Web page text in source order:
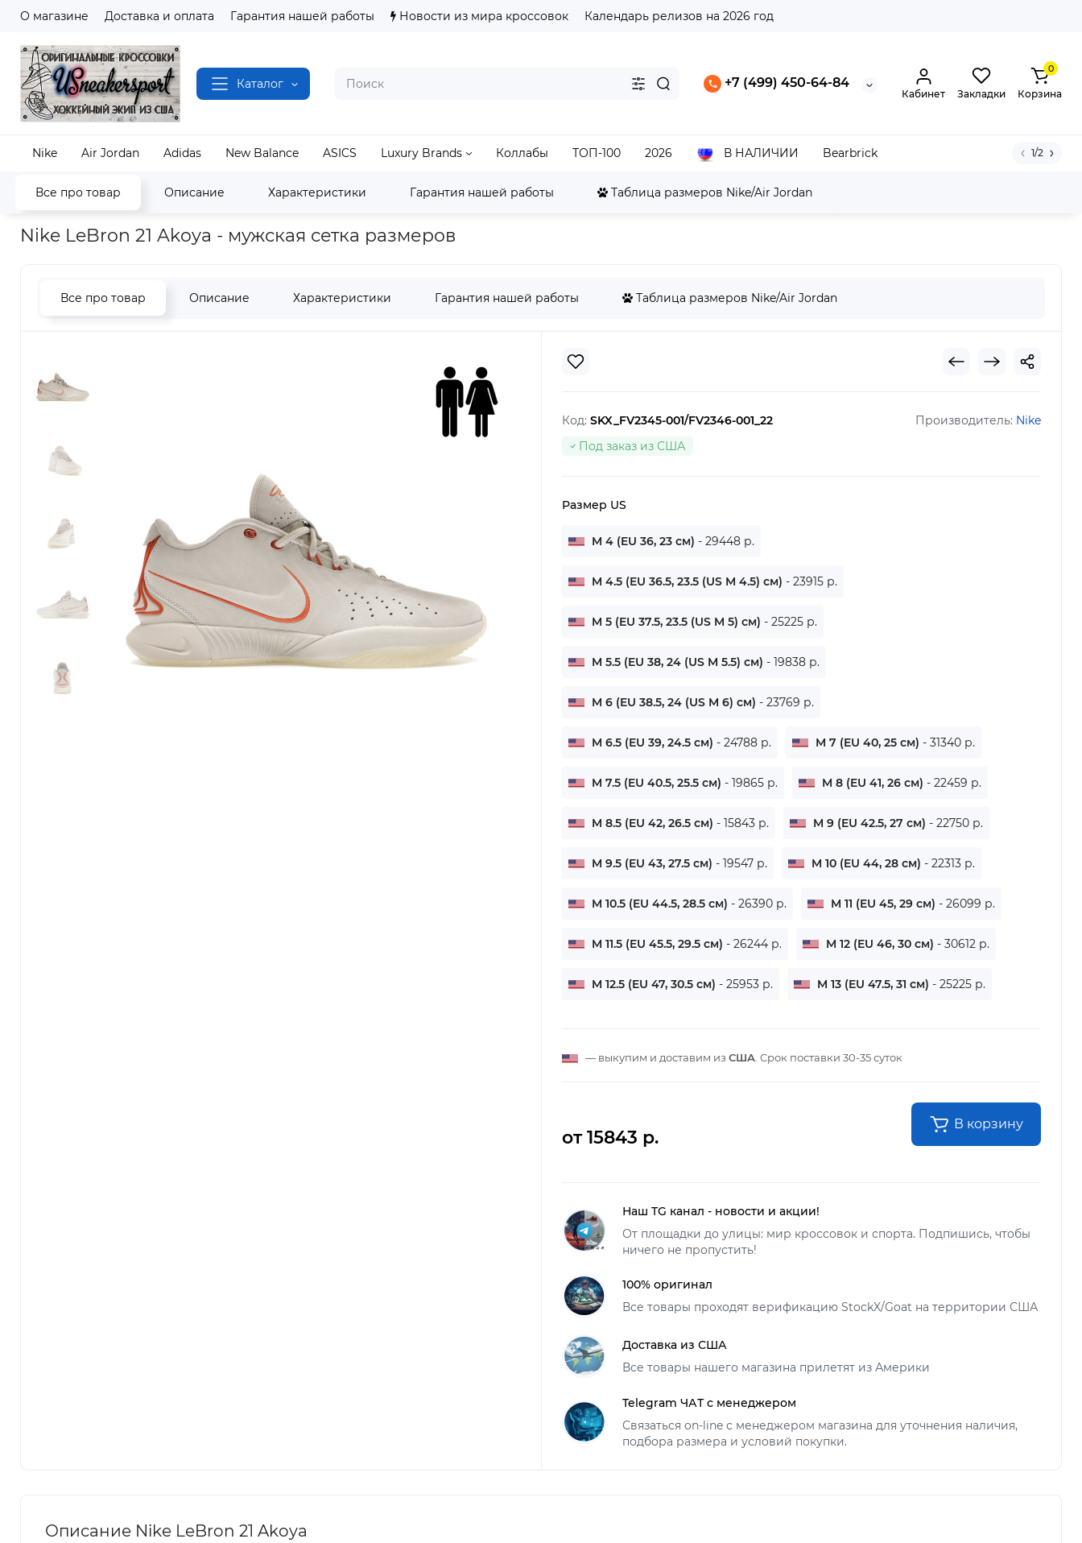
О магазине Доставка и оплата Гарантия нашей работы Новости из мира кроссовок Календарь релизов на 2026 год
Каталог +7 (499) 450-64-84
Кабинет Закладки
0
Корзина
Nike Air Jordan Adidas New Balance ASICS Luxury Brands Коллабы ТОП-100 2026 В НАЛИЧИИ Bearbrick 1/2
Все про товар Описание Характеристики Гарантия нашей работы Таблица размеров Nike/Air Jordan
Наш магазин Полный каталог кроссовок Nike LeBron LeBron 18-23 Nike LeBron 21 Akoya
Nike LeBron 21 Akoya - мужская сетка размеров
Все про товар Описание Характеристики Гарантия нашей работы Таблица размеров Nike/Air Jordan
Код: SKX_FV2345-001/FV2346-001_22 Производитель: Nike
Под заказ из США
Размер US
M 4 (EU 36, 23 см) - 29448 р.
M 4.5 (EU 36.5, 23.5 (US M 4.5) см) - 23915 р.
M 5 (EU 37.5, 23.5 (US M 5) см) - 25225 р.
M 5.5 (EU 38, 24 (US M 5.5) см) - 19838 р.
M 6 (EU 38.5, 24 (US M 6) см) - 23769 р.
M 6.5 (EU 39, 24.5 см) - 24788 р. M 7 (EU 40, 25 см) - 31340 р.
M 7.5 (EU 40.5, 25.5 см) - 19865 р. M 8 (EU 41, 26 см) - 22459 р.
M 8.5 (EU 42, 26.5 см) - 15843 р. M 9 (EU 42.5, 27 см) - 22750 р.
M 9.5 (EU 43, 27.5 см) - 19547 р. M 10 (EU 44, 28 см) - 22313 р.
M 10.5 (EU 44.5, 28.5 см) - 26390 р. M 11 (EU 45, 29 см) - 26099 р.
M 11.5 (EU 45.5, 29.5 см) - 26244 р. M 12 (EU 46, 30 см) - 30612 р.
M 12.5 (EU 47, 30.5 см) - 25953 р. M 13 (EU 47.5, 31 см) - 25225 р.
— выкупим и доставим из США . Срок поставки 30-35 суток
от 15843 р.
В корзину
Наш TG канал - новости и акции!
От площадки до улицы: мир кроссовок и спорта. Подпишись, чтобы
ничего не пропустить!
100% оригинал
Все товары проходят верификацию StockX/Goat на территории США
Доставка из США
Все товары нашего магазина прилетят из Америки
Telegram ЧАТ с менеджером
Связаться on-line с менеджером магазина для уточнения наличия,
подбора размера и условий покупки.
Описание Nike LeBron 21 Akoya